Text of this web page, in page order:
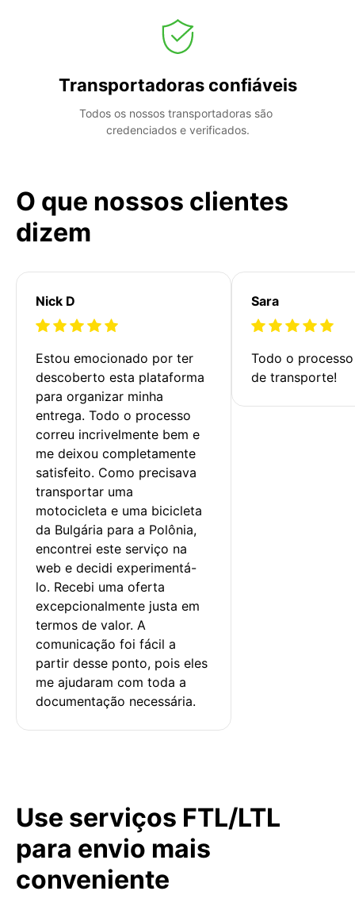
Transportadoras confiáveis
Todos os nossos transportadoras são
credenciados e verificados.
O que nossos clientes
dizem
Nick D
Estou emocionado por ter
descoberto esta plataforma
para organizar minha
entrega. Todo o processo
correu incrivelmente bem e
me deixou completamente
satisfeito. Como precisava
transportar uma
motocicleta e uma bicicleta
da Bulgária para a Polônia,
encontrei este serviço na
web e decidi experimentá-
lo. Recebi uma oferta
excepcionalmente justa em
termos de valor. A
comunicação foi fácil a
partir desse ponto, pois eles
me ajudaram com toda a
documentação necessária.
Sara
Todo o
de transporte!
Use serviços FTL/LTL
para envio mais
conveniente